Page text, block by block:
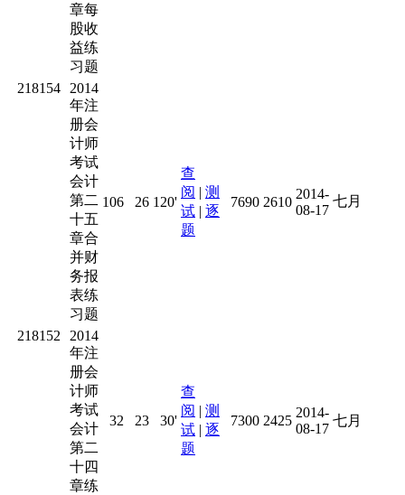
章每
股收
益练
习题
218154
2014
年注
册会
计师
考试
会计
第二
十五
章合
并财
务报
表练
习题
106 26 120'
查
阅 | 测
试 | 逐
题
7690 2610
2014-
08-17
七月
218152
2014
年注
册会
计师
考试
会计
第二
十四
章练
32 23 30'
查
阅 | 测
试 | 逐
题
7300 2425
2014-
08-17
七月